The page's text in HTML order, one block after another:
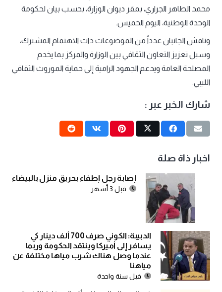
محمد الطاهر الجراري، بمقر ديوان الوزارة، بحسب بيان لحكومة
الوحدة الوطنية، اليوم الخميس.
وناقش الجانبان عدداً من الموضوعات ذات الاهتمام المشترك،
وسبل تعزيز التعاون الثقافي بين الوزارة والمركز بما يخدم
المصلحة العامة ويدعم الجهود الرامية إلى حماية الموروث الثقافي
الليبي.
شارك الخبر عبر :
اخبار ذاة صلة
إصابة رجل إطفاء بحريق منزل بالبيضاء
قبل 3 أشهر
الدبيبة: الكوني صرف 700 ألف دينار كي
يسافر إلى أميركا وينتقد الحكومة وربما
عندما وصل هناك شرب مياها مختلفة عن
مياهنا
قبل سنة واحدة